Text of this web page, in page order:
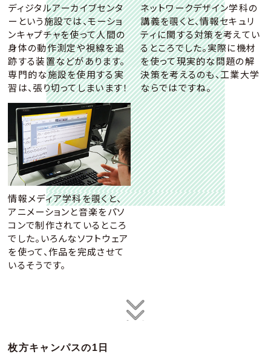
ディジタルアーカイブセンタ
ーという施設では、モーショ
ンキャプチャを使って人間の
身体の動作測定や視線を追
跡する装置などがあります。
専門的な施設を使用する実
習は、張り切ってしまいます！
ネットワークデザイン学科の
講義を覗くと、情報セキュリ
ティに関する対策を考えてい
るところでした。実際に機材
を使って現実的な問題の解
決策を考えるのも、工業大学
ならではですね。
情報メディア学科を覗くと、
アニメーションと音楽をパソ
コンで制作されているところ
でした。いろんなソフトウェア
を使って、作品を完成させて
いるそうです。
枚方キャンパスの1日